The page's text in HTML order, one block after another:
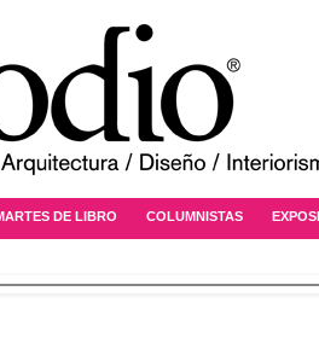
DE LIBRO COLUMNISTAS